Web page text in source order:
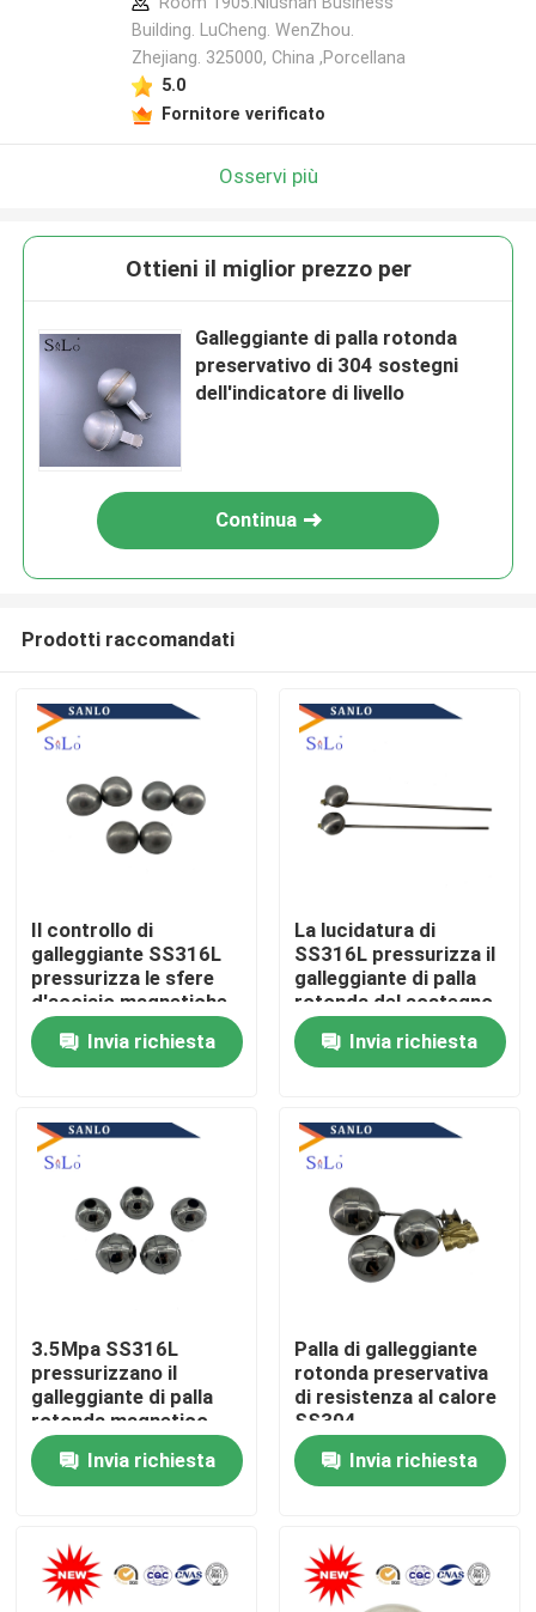
Chi siamo
Contatti
Prodotti
Palla di galleggiante magnetica
Palla di galleggiante di rame
Palla di galleggiante del metallo
Palla del commutatore di galleggiante
Building. LuCheng. WenZhou.
Zhejiang. 325000, China ,Porcellana
5.0
Fornitore verificato
Osservi più
Ottieni il miglior prezzo per
Galleggiante di palla rotonda
preservativo di 304 sostegni
dell'indicatore di livello
Continua
Prodotti raccomandati
Il controllo di
galleggiante SS316L
pressurizza le sfere
d'acciaio magnetiche
Invia richiesta
La lucidatura di
SS316L pressurizza il
galleggiante di palla
rotonda del sostegno
Invia richiesta
3.5Mpa SS316L
pressurizzano il
galleggiante di palla
rotonda magnetico
Invia richiesta
Palla di galleggiante
rotonda preservativa
di resistenza al calore
SS304
Invia richiesta